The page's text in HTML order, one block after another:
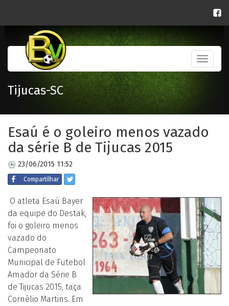
Toggle
Tijucas-SC
Esaú é o goleiro menos vazado
da série B de Tijucas 2015
23/06/2015 11:52
Compartilhar
O atleta Esaú Bayer
da equipe do Destak,
foi o goleiro menos
vazado do
Campeonato
Municipal de Futebol
Amador da Série B
de Tijucas 2015, taça
Cornélio Martins. Em